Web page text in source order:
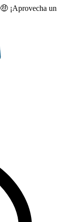
¡Aprovecha un